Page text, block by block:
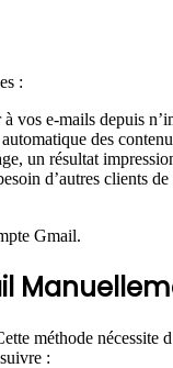
:
vos e-mails depuis
des
un résultat
d’autres clients
Gmail.
méthode
: